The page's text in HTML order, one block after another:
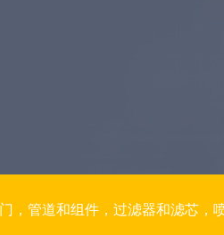
，管道和组件，过滤器和滤芯，